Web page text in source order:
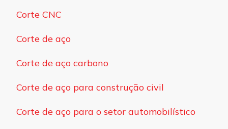
Corte CNC
Corte de aço
Corte de aço carbono
Corte de aço para construção civil
Corte de aço para o setor automobilístico